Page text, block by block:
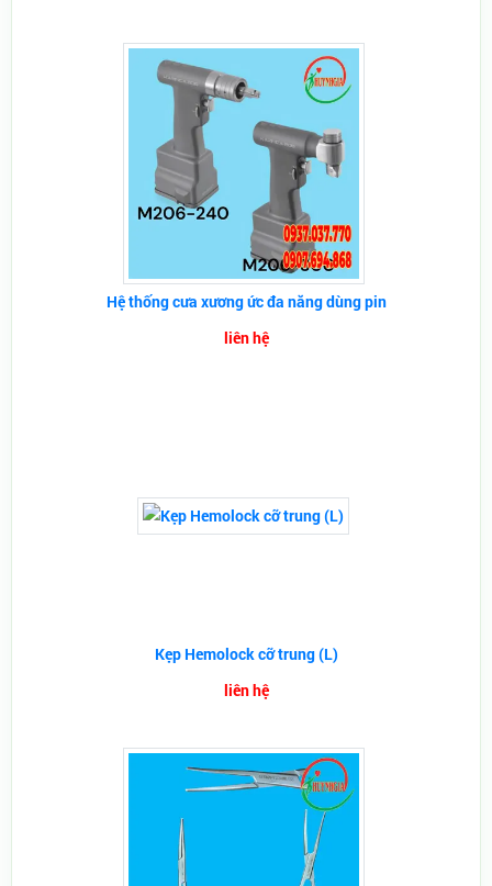
Hệ thống cưa xương ức đa năng dùng pin
liên hệ
Kẹp Hemolock cỡ trung (L)
liên hệ